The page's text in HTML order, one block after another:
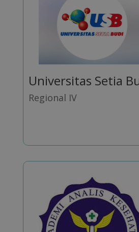
Universitas Setia
Regional IV